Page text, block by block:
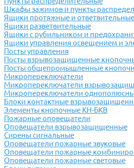
Шкафы зажимов и пункты
Ящики протяжные и ответвительные
Ящики разветвительные
Ящики с рубильником и
Ящики управления освещением и
Посты управления
Посты взрывозащищенные
Посты общепромышленные
Микропереключатели
Микропереключатели
Микропереключатели
Блоки контактные
Элементы кнопочные КН-БКВ
Пожарные оповещатели
Оповещатели взрывозащищенные
Сирены сигнальные
Оповещатели пожарные звуковые
Оповещатели пожарные
Оповещатели пожарные световые